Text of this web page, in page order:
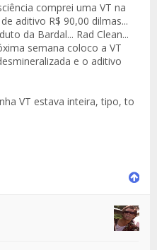
comprei uma VT na
aditivo R$ 90,00 dilmas...
da Bardal... Rad Clean...
semana coloco a VT
e o aditivo
VT estava inteira, tipo, to